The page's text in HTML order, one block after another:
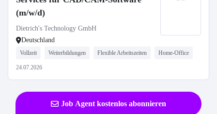
(m/w/d)
Dietrich's Technology GmbH
Deutschland
Vollzeit Weiterbildungen Flexible Arbeitszeiten Home-Office
24.07.2026
Job Agent kostenlos abonnieren